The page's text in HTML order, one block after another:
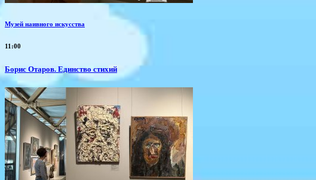
Музей наивного искусства
11:00
Борис Отаров. Единство стихий